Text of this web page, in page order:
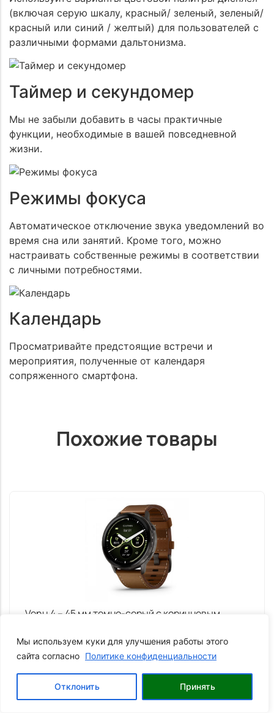
Мы используем куки для улучшения работы этого
сайта согласно Политике конфиденциальности
Отклонить Принять
(включая серую шкалу, красный/ зеленый, зеленый/
красный или синий / желтый) для пользователей с
различными формами дальтонизма.
Таймер и секундомер
Мы не забыли добавить в часы практичные
функции, необходимые в вашей повседневной
жизни.
Режимы фокуса
Автоматическое отключение звука уведомлений во
время сна или занятий. Кроме того, можно
настраивать собственные режимы в соответствии
с личными потребностями.
Календарь
Просматривайте предстоящие встречи и
мероприятия, полученные от календаря
сопряженного смартфона.
Похожие товары
Venu 4 – 45 мм темно-серый с коричневым...
79 990₽ 60 990₽
В КОРЗИНУ
Главная Каталог
0
Профиль Позвонить